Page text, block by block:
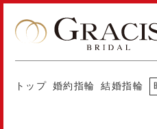
トップ 婚約指輪 結婚指輪